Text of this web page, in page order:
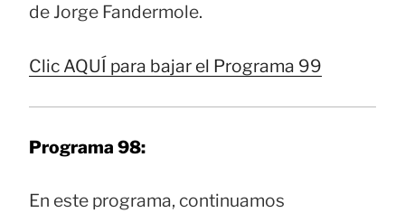
de Jorge Fandermole.
Clic AQUÍ para bajar el Programa 99
Programa 98:
En este programa, continuamos